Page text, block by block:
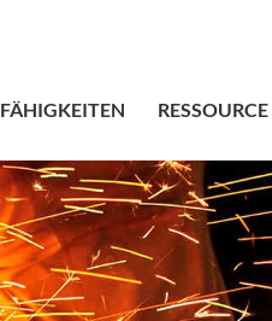
FÄHIGKEITEN RESSOURCE